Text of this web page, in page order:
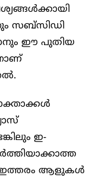
സബ്‌സിഡി
ഈ പുതിയ
ഇ-
ഇത്തരം ആളുകൾ